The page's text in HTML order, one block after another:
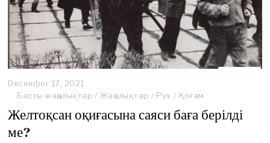
December 17, 2021
e
e
Басты жаңалықтар / Жаңалықтар / Рух / Қоғам
Желтоқсан оқиғасына саяси баға берілді
ме?